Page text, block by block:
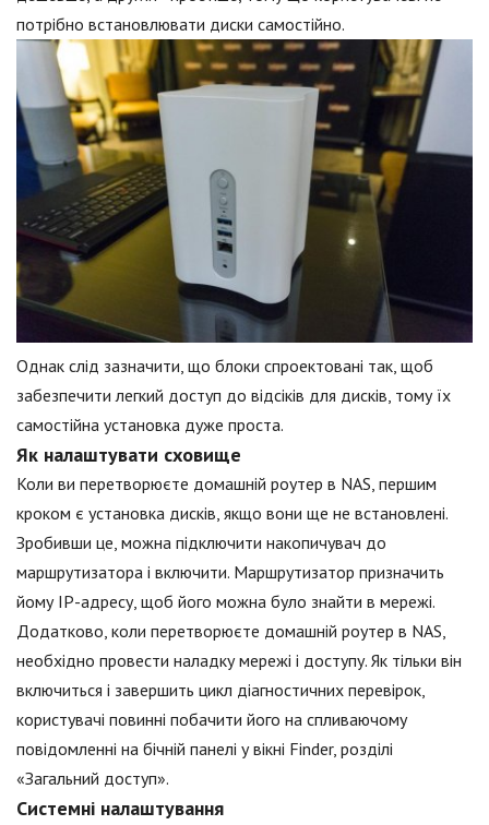
потрібно встановлювати диски самостійно.
Однак слід зазначити, що блоки спроектовані так, щоб
забезпечити легкий доступ до відсіків для дисків, тому їх
самостійна установка дуже проста.
Як налаштувати сховище
Коли ви перетворюєте домашній роутер в NAS, першим
кроком є установка дисків, якщо вони ще не встановлені.
Зробивши це, можна підключити накопичувач до
маршрутизатора і включити. Маршрутизатор призначить
йому IP-адресу, щоб його можна було знайти в мережі.
Додатково, коли перетворюєте домашній роутер в NAS,
необхідно провести наладку мережі і доступу. Як тільки він
включиться і завершить цикл діагностичних перевірок,
користувачі повинні побачити його на спливаючому
повідомленні на бічній панелі у вікні Finder, розділі
«Загальний доступ».
Системні налаштування